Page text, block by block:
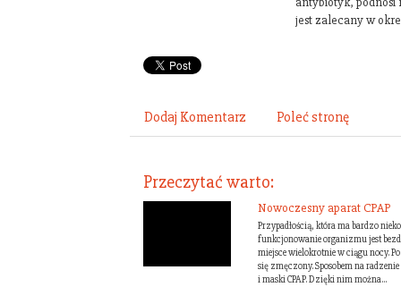
jest zalecany w
Dodaj Komentarz Poleć stronę
Przeczytać warto:
Nowoczesny aparat CPAP
Przypadłością, która ma bardzo
funkcjonowanie organizmu jest
miejsce wielokrotnie w ciągu nocy.
się zmęczony. Sposobem na
i maski CPAP. Dzięki nim można...